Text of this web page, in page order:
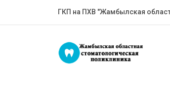
ГКП на ПХВ "Жамбылская